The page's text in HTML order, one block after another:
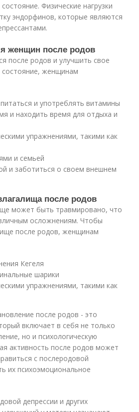
Физические нагрузки
эндорфинов, которые являются
женщин после родов
после родов и улучшить свое
состояние, женщинам
и употреблять витамины
и находить время для отдыха и
упражнениями, такими как
и семьей
и заботиться о своем внешнем
после родов
может быть травмировано, что
осложнениям. Чтобы
после родов, женщинам
Кегеля
шарики
упражнениями, такими как
после родов - это
включает в себя не только
но и психологическую
активность после родов может
с послеродовой
их психоэмоциональное
депрессии и других